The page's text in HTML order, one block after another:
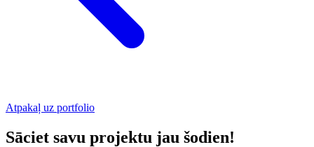
Atpakaļ uz portfolio
Sāciet savu projektu jau šodien!